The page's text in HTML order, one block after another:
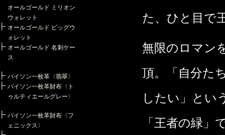
オールゴールド ミリオン
ウォレット
オールゴールド ビッグウ
ォレット
オールゴールド 名刺ケー
ス
パイソン一枚革〈翡翠〉
パイソン一枚革財布〈ト
ゥルティエールグレー〉
パイソン一枚革財布〈フ
ェニックス〉
た、ひと目で
無限のロマン
頂。「自分た
したい」とい
「王者の緑」